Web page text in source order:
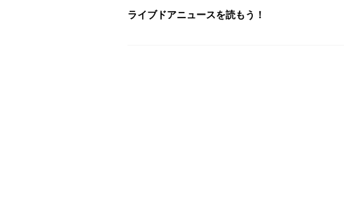
ライブドアニュースを読もう！